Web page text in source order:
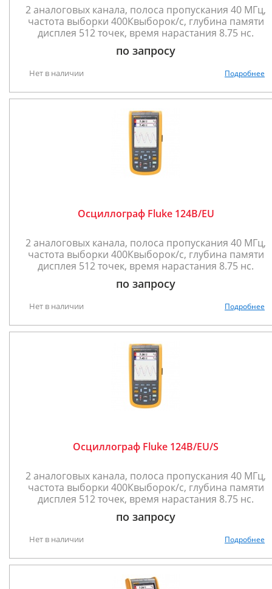
2 аналоговых канала, полоса пропускания 40 МГц,
частота выборки 400Квыборок/с, глубина памяти
дисплея 512 точек, время нарастания 8.75 нс.
по запросу
Нет в наличии Подробнее
Осциллограф Fluke 124B/EU
2 аналоговых канала, полоса пропускания 40 МГц,
частота выборки 400Квыборок/с, глубина памяти
дисплея 512 точек, время нарастания 8.75 нс.
по запросу
Нет в наличии Подробнее
Осциллограф Fluke 124B/EU/S
2 аналоговых канала, полоса пропускания 40 МГц,
частота выборки 400Квыборок/с, глубина памяти
дисплея 512 точек, время нарастания 8.75 нс.
по запросу
Нет в наличии Подробнее